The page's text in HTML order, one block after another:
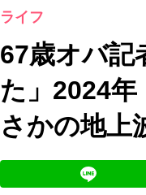
ライフ
67歳オバ記
た」2024
さかの地上